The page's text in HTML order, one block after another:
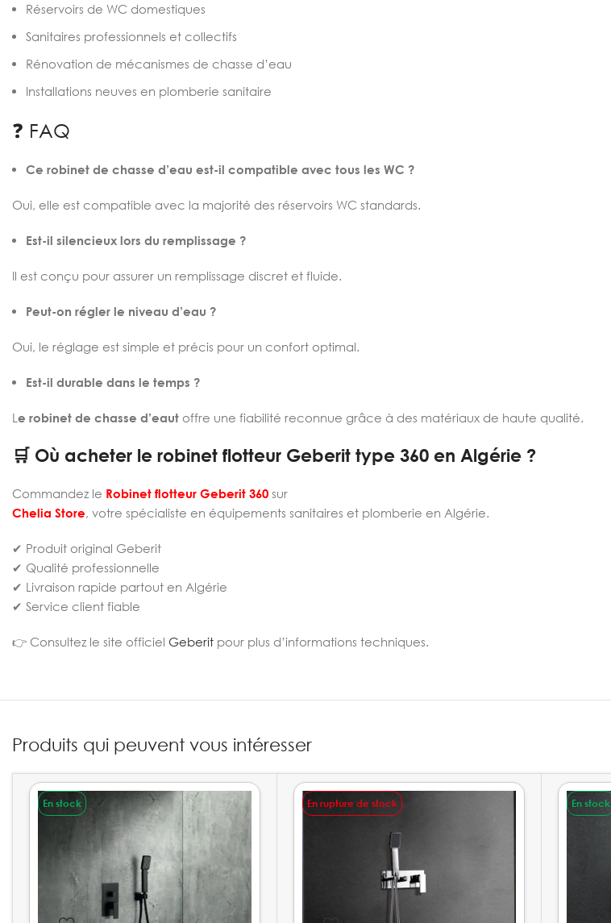
Réservoirs de WC domestiques
Sanitaires professionnels et collectifs
Rénovation de mécanismes de chasse d’eau
Installations neuves en plomberie sanitaire
❓ FAQ
Ce robinet de chasse d’eau est-il compatible avec tous les WC ?
Oui, elle est compatible avec la majorité des réservoirs WC standards.
Est-il silencieux lors du remplissage ?
Il est conçu pour assurer un remplissage discret et fluide.
Peut-on régler le niveau d’eau ?
Oui, le réglage est simple et précis pour un confort optimal.
Est-il durable dans le temps ?
L e robinet de chasse d’eaut offre une fiabilité reconnue grâce à des matériaux de haute qualité.
🛒 Où acheter le robinet flotteur Geberit type 360 en Algérie ?
Commandez le Robinet flotteur Geberit 360 sur
Chelia Store, votre spécialiste en équipements sanitaires et plomberie en Algérie.
✔ Produit original Geberit
✔ Qualité professionnelle
✔ Livraison rapide partout en Algérie
✔ Service client fiable
👉 Consultez le site officiel Geberit pour plus d’informations techniques.
Produits qui peuvent vous intéresser
En stock En rupture de stock En stock